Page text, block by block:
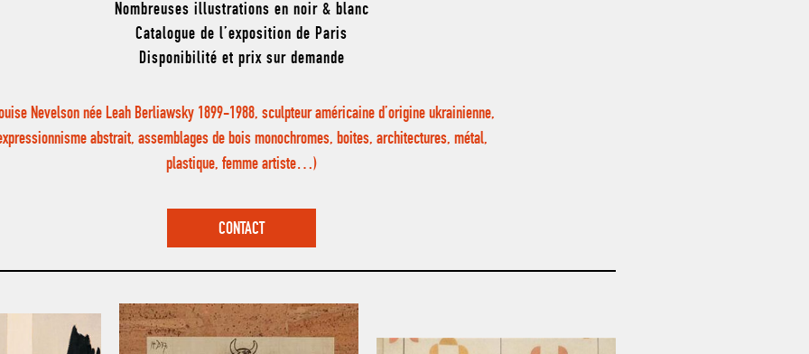
Nombreuses illustrations en noir & blanc
Catalogue de l’exposition de Paris
Disponibilité et prix sur demande
Nevelson née Leah Berliawsky 1899-1988, sculpteur américaine d’origine ukrainienne,
abstrait, assemblages de bois monochromes, boites, architectures, métal,
plastique, femme artiste…)
CONTACT